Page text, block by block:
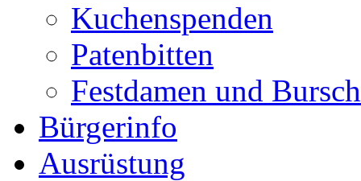
Kuchenspenden
Patenbitten
Festdamen und
Bürgerinfo
Ausrüstung